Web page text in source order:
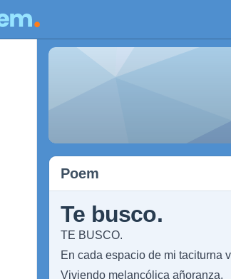
Poem
Te busco.
TE BUSCO.
En cada espacio de mi taciturna
Viviendo melancólica añoranza,